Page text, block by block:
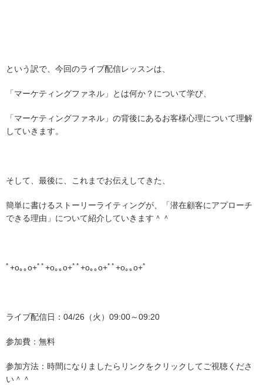
という訳で、今回のライブ配信レッスンは、
「マーケティングファネル」とは何か？について学び、
「マーケティングファネル」の背後にあるお客様心理について理解
していきます。
そして、最後に、これまでお伝えしてきた、
簡単に書けるストーリーライティングが、「潜在顧客にアプローチ
できる理由」について紹介していきます＾＾
ﾟ+o｡｡o+ﾟﾟ+o｡｡o+ﾟﾟ+o｡｡o+ﾟﾟ+o｡｡o+ﾟ
ライブ配信日：04/26（火）09:00～09:20
参加費：無料
参加方法：時間になりましたらリンクをクリックしてご視聴くださ
い＾＾